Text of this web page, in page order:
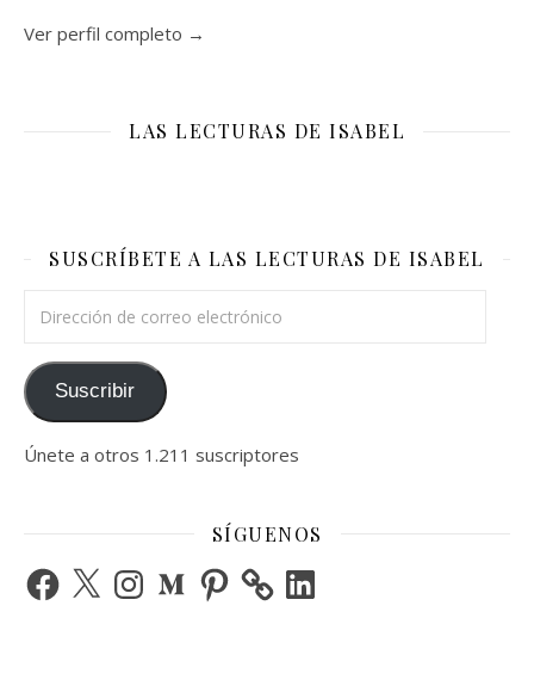
Ver perfil completo →
LAS LECTURAS DE ISABEL
SUSCRÍBETE A LAS LECTURAS DE ISABEL
Suscribir
Únete a otros 1.211 suscriptores
SÍGUENOS
Facebook
X InstagramMediumPinterest LinkedIn